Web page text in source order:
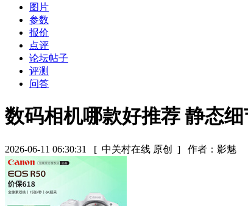
图片
参数
报价
点评
论坛帖子
评测
问答
数码相机哪款好推荐 静态
2026-06-11 06:30:31 [ 中关村在线 原创 ] 作者：影魅